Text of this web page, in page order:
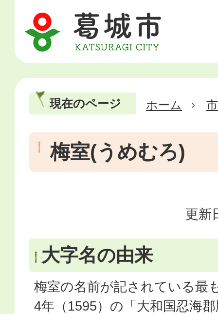
現在のページ ホーム
梅室(うめむろ)
更新
大字名の由来
梅室の名前が記されている最
4年（1595）の「大和国忍海